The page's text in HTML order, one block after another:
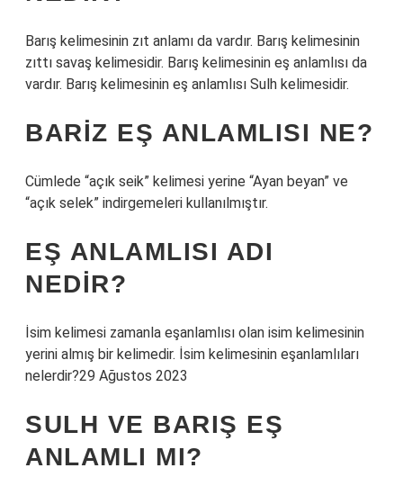
Barış kelimesinin zıt anlamı da vardır. Barış kelimesinin
zıttı savaş kelimesidir. Barış kelimesinin eş anlamlısı da
vardır. Barış kelimesinin eş anlamlısı Sulh kelimesidir.
BARIZ EŞ ANLAMLISI NE?
Cümlede “açık seik” kelimesi yerine “Ayan beyan” ve
“açık selek” indirgemeleri kullanılmıştır.
EŞ ANLAMLISI ADI
NEDIR?
İsim kelimesi zamanla eşanlamlısı olan isim kelimesinin
yerini almış bir kelimedir. İsim kelimesinin eşanlamlıları
nelerdir?29 Ağustos 2023
SULH VE BARIŞ EŞ
ANLAMLI MI?